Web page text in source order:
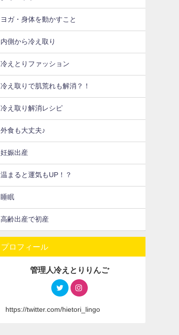
ヨガ・身体を動かすこと
内側から冷え取り
冷えとりファッション
冷え取りで肌荒れも解消？！
冷え取り解消レシピ
外食も大丈夫♪
妊娠出産
温まると運気もUP！？
睡眠
高齢出産で初産
プロフィール
管理人冷えとりりんご
https://twitter.com/hietori_lingo